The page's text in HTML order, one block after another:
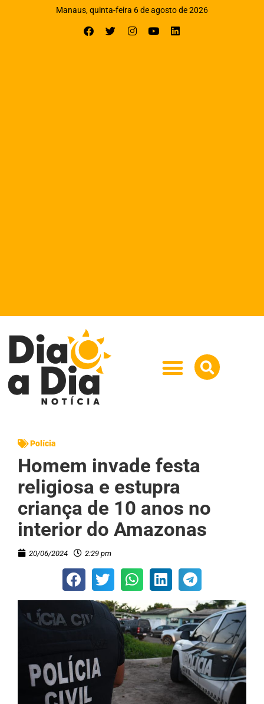
Manaus, quinta-feira 6 de agosto de 2026
Polícia
Homem invade festa
religiosa e estupra
criança de 10 anos no
interior do Amazonas
20/06/2024 2:29 pm